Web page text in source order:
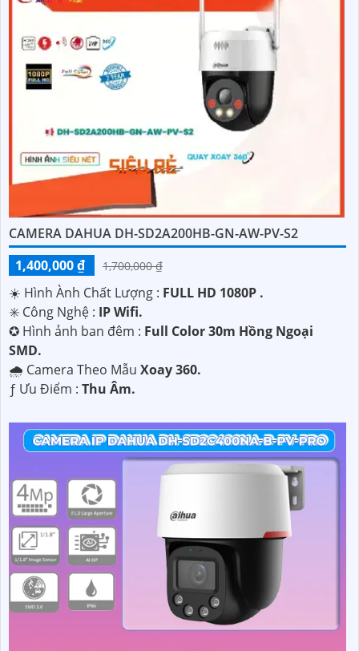
CAMERA DAHUA DH-SD2A200HB-GN-AW-PV-S2
1,400,000 ₫
1,700,000 ₫
☀️ Hình Ành Chất Lượng : FULL HD 1080P .
✳️ Công Nghệ : IP Wifi.
✪ Hình ảnh ban đêm : Full Color 30m Hồng Ngoại
SMD.
🌧️ Camera Theo Mẫu Xoay 360.
️ƒ Ưu Điểm : Thu Âm.